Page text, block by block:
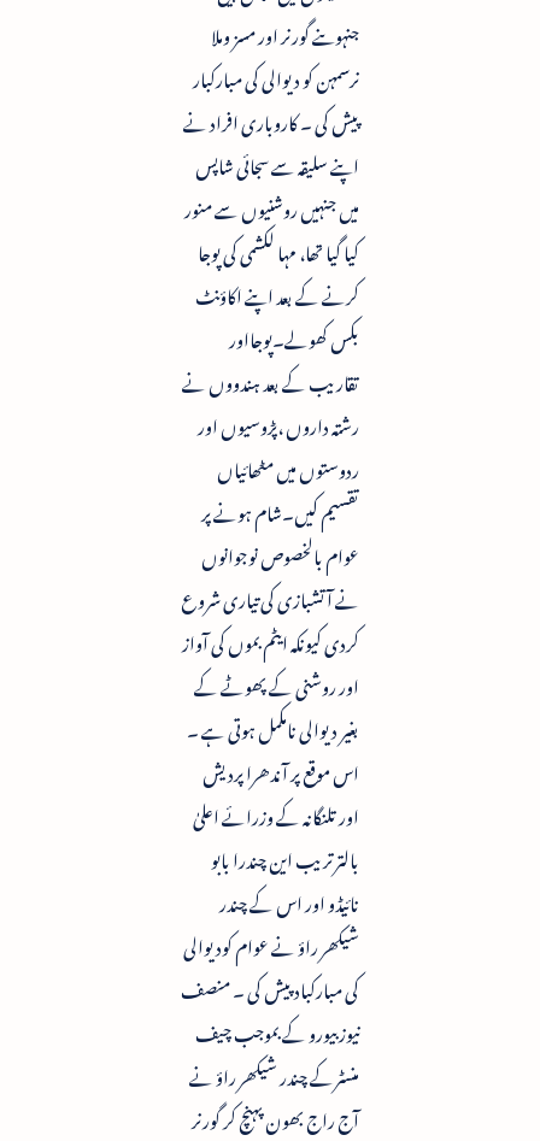
جنہوںنے گورنر اور مسز وملا
نرسمہن کو دیوالی کی مبارکبار
پیش کی ۔ کاروباری افراد نے
اپنے سلیقہ سے سجائی شاپس
میں جنہیں روشنیوں سے منور
کیا گیا تھا، مہا لکشمی کی پوجا
کرنے کے بعد اپنے اکاؤنٹ
بکس کھولے۔پوجااور
تقاریب کے بعد ہندووں نے
رشتہ داروں ،پڑوسیوں اور
ردوستوں میں مٹھائیاں
تقسیم کیں۔شام ہونے پر
عوام بالخصوص نوجوانوں
نے آتشبازی کی تیاری شروع
کردی کیونکہ ایٹم بموں کی آواز
اور روشنی کے پھوٹے کے
بغیر دیوالی نامکمل ہوتی ہے ۔
اس موقع پر آندھرا پردیش
اور تلنگانہ کے وزرائے اعلیٰ
بالترتریب این چندرا بابو
نائیڈو اور اس کے چندر
شیکھر راؤ نے عوام کودیوالی
کی مبارکباد پیش کی ۔ منصف
نیوز بیورو کے بموجب چیف
منسٹرکے چندر شیکھر راؤ نے
آج راج بھون پہنچ کر گورنر